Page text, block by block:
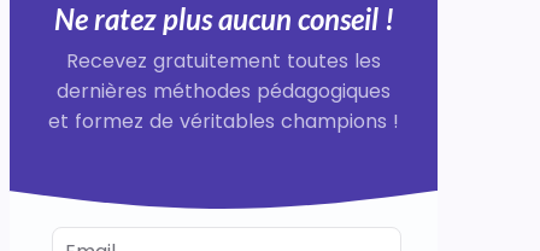
Ne ratez plus aucun conseil !
Recevez gratuitement toutes les
dernières méthodes pédagogiques
et formez de véritables champions !